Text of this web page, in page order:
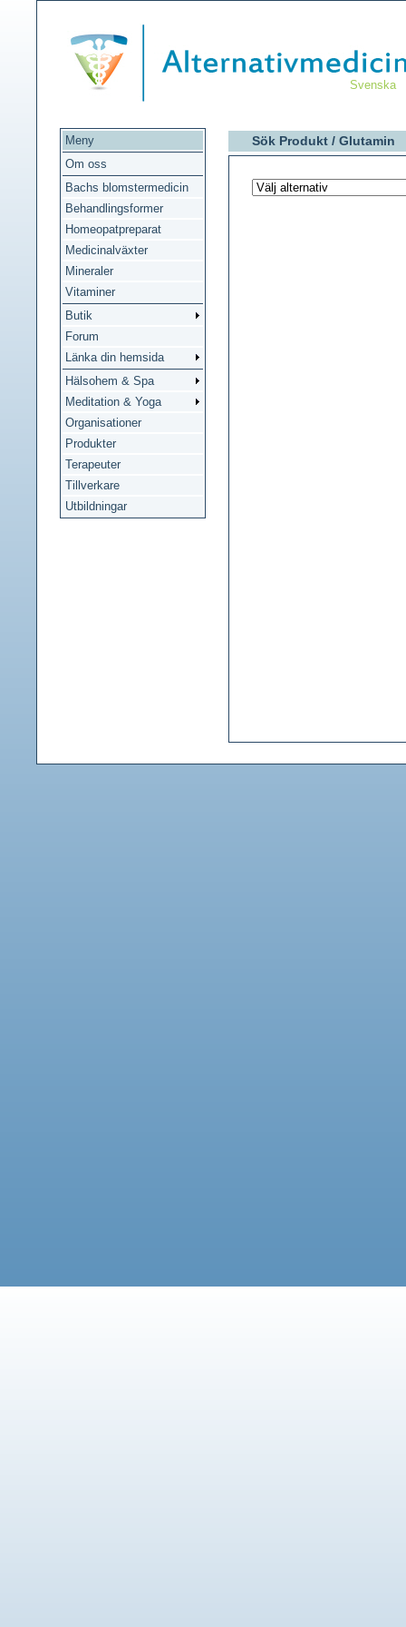
Svenska
Meny
Om oss
Bachs blomstermedicin
Behandlingsformer
Homeopatpreparat
Medicinalväxter
Mineraler
Vitaminer
Butik
Forum
Länka din hemsida
Hälsohem & Spa
Meditation & Yoga
Organisationer
Produkter
Terapeuter
Tillverkare
Utbildningar
Sök Produkt / Glutamin